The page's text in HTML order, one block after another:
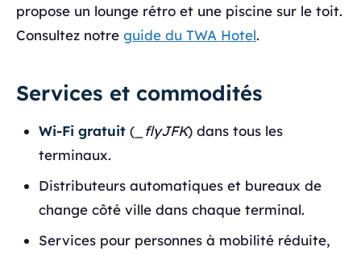
propose un lounge rétro et une piscine sur le toit.
Consultez notre guide du TWA Hotel.
Services et commodités
Wi-Fi gratuit ( _flyJFK) dans tous les
terminaux.
Distributeurs automatiques et bureaux de
change côté ville dans chaque terminal.
Services pour personnes à mobilité réduite,